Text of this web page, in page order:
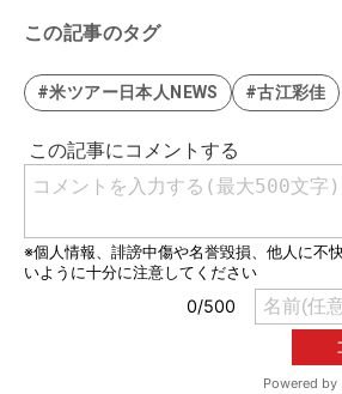
この記事のタグ
#米ツアー日本人NEWS #古江彩佳